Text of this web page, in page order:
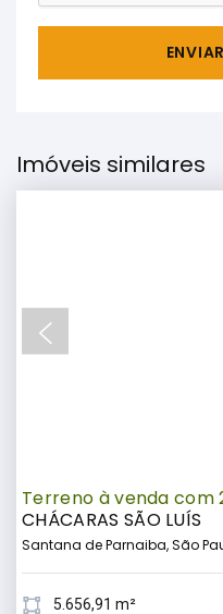
Imóveis similares
Terreno à venda com
CHÁCARAS SÃO LUÍS
Santana de Parnaiba, São
5.656,91 m²